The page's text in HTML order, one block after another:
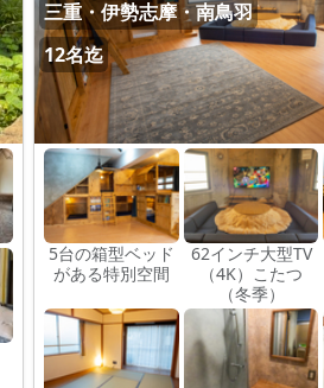
三重・伊勢志摩・南鳥羽
12名迄
5台の箱型ベッド
がある特別空間
62インチ大型TV
（4K）こたつ
（冬季）